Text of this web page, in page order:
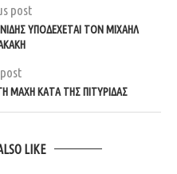
post
ΥΠΟΔΕΧΕΤΑΙ ΤΟΝ ΜΙΧΑΗΛ
ΜΑΧΗ ΚΑΤΑ ΤΗΣ ΠΙΤΥΡΙΔΑΣ
LIKE